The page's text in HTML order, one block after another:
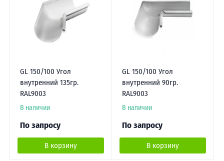
GL 150/100 Угол
внутренний 135гр.
RAL9003
В наличии
По запросу
В корзину
GL 150/100 Угол
внутренний 90гр.
RAL9003
В наличии
По запросу
В корзину